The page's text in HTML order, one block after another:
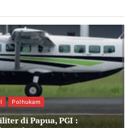
Polhukam
di Papua, PGI :